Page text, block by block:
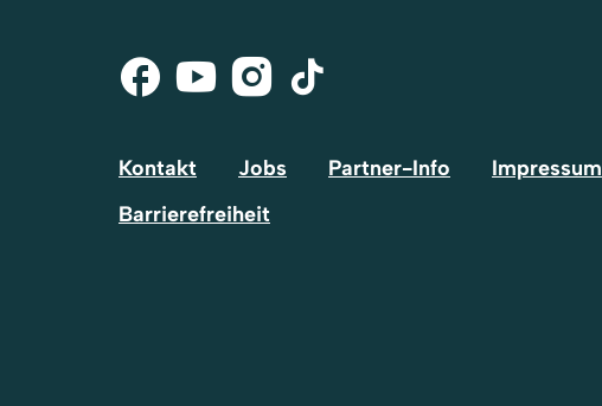
Facebook
Youtube
Instagram
Tik-
Kontakt Jobs Partner-Info Impressum
Barrierefreiheit